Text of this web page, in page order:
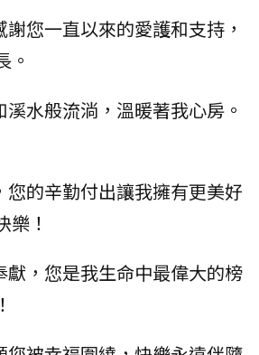
您一直以來的愛護和支持，
。
水般流淌，溫暖著我心房。
您的辛勤付出讓我擁有更美好
樂！
獻，您是我生命中最偉大的榜